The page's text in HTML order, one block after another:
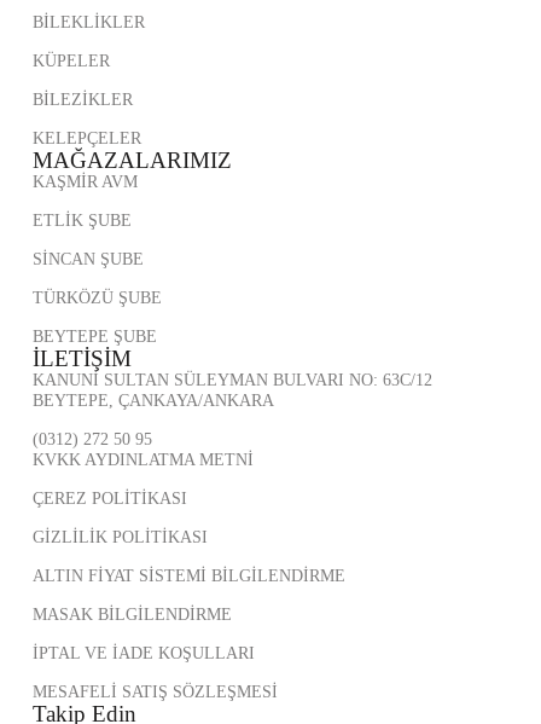
BİLEKLİKLER
KÜPELER
BİLEZİKLER
KELEPÇELER
MAĞAZALARIMIZ
KAŞMİR AVM
ETLİK ŞUBE
SİNCAN ŞUBE
TÜRKÖZÜ ŞUBE
BEYTEPE ŞUBE
İLETİŞİM
KANUNİ SULTAN SÜLEYMAN BULVARI NO: 63C/12
BEYTEPE, ÇANKAYA/ANKARA
(0312) 272 50 95
KVKK AYDINLATMA METNİ
ÇEREZ POLİTİKASI
GİZLİLİK POLİTİKASI
ALTIN FİYAT SİSTEMİ BİLGİLENDİRME
MASAK BİLGİLENDİRME
İPTAL VE İADE KOŞULLARI
MESAFELİ SATIŞ SÖZLEŞMESİ
Takip Edin